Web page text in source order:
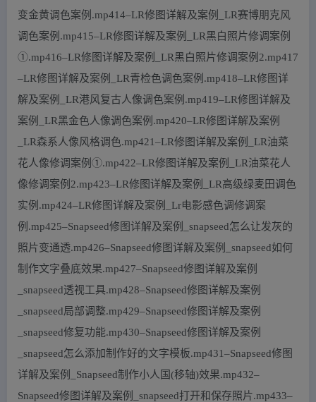
变金黄调色案例.mp414–LR修图详解及案例_LR赛博朋克风
调色案例.mp415–LR修图详解及案例_LR黑白照片修调案例
①.mp416–LR修图详解及案例_LR黑白照片修调案例2.mp417
–LR修图详解及案例_LR青检色调色案例.mp418–LR修图详
解及案例_LR港风复古人像调色案例.mp419–LR修图详解及
案例_LR黑金色人像调色案例.mp420–LR修图详解及案例
_LR森系人像风格调色.mp421–LR修图详解及案例_LR油菜
花人像修调案例①.mp422–LR修图详解及案例_LR油菜花人
像修调案例2.mp423–LR修图详解及案例_LR高级绿麦田调色
实例.mp424–LR修图详解及案例_Lr电影感色调修调案
例.mp425–Snapseed修图详解及案例_snapseed怎么让发灰的
照片变通透.mp426–Snapseed修图详解及案例_snapseed如何
制作文字叠底效果.mp427–Snapseed修图详解及案例
_snapseed透视工具.mp428–Snapseed修图详解及案例
_snapseed局部调整.mp429–Snapseed修图详解及案例
_snapseed修复功能.mp430–Snapseed修图详解及案例
_snapseed怎么添加制作好的文字模板.mp431–Snapseed修图
详解及案例_Snapseed制作小人国(移轴)效果.mp432–
Snapseed修图详解及案例_snapseed打开和保存照片.mp433–